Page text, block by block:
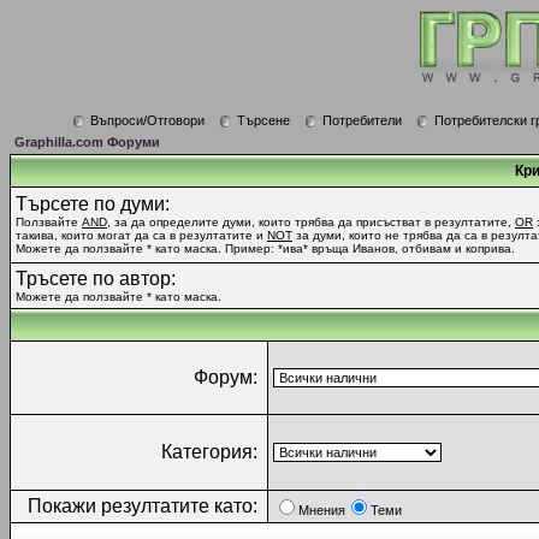
Въпроси/Отговори Търсене Потребители
Потребителски
Graphilla.com Форуми
Търсете по думи:
Ползвайте AND , за да определите думи, които трябва да присъстват в резултатите, OR
такива, които могат да са в резултатите и NOT за думи, които не трябва да са в
Можете да ползвайте * като маска. Пример: *ива* връща Иванов, отбивам и коприва.
Тръсете по автор:
Можете да ползвайте * като маска.
Форум:
Категория:
Покажи резултатите като: Мнения Теми